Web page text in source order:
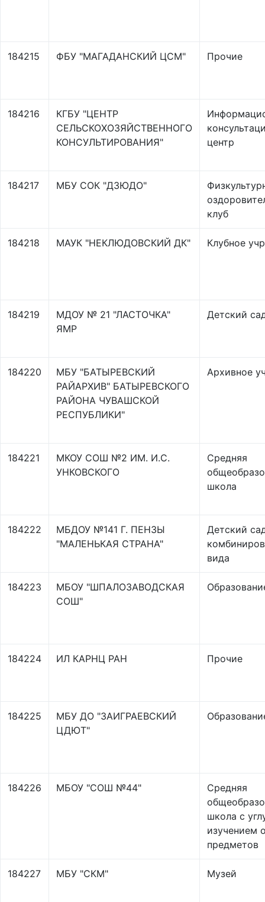
184215 ФБУ "МАГАДАНСКИЙ ЦСМ" Прочие
184216
КГБУ "ЦЕНТР
СЕЛЬСКОХОЗЯЙСТВЕННОГО
КОНСУЛЬТИРОВАНИЯ"
центр
184217 МБУ СОК "ДЗЮДО"
клуб
184218 МАУК "НЕКЛЮДОВСКИЙ ДК" Клубное
184219
МДОУ № 21 "ЛАСТОЧКА"
ЯМР
Детский
184220
МБУ "БАТЫРЕВСКИЙ
РАЙАРХИВ" БАТЫРЕВСКОГО
РАЙОНА ЧУВАШСКОЙ
РЕСПУБЛИКИ"
Архивное
184221
МКОУ СОШ №2 ИМ. И.С.
УНКОВСКОГО
Средняя
школа
184222
МБДОУ №141 Г. ПЕНЗЫ
"МАЛЕНЬКАЯ СТРАНА"
Детский
вида
184223
МБОУ "ШПАЛОЗАВОДСКАЯ
СОШ"
184224 ИЛ КАРНЦ РАН Прочие
184225
МБУ ДО "ЗАИГРАЕВСКИЙ
ЦДЮТ"
184226 МБОУ "СОШ №44"
Средняя
школа с
изучением
предметов
184227 МБУ "СКМ" Музей